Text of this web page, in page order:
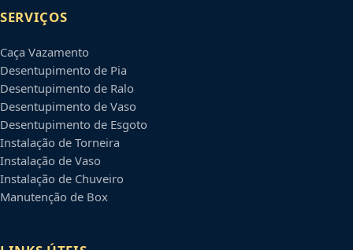
SERVIÇOS
Caça Vazamento
Desentupimento de Pia
Desentupimento de Ralo
Desentupimento de Vaso
Desentupimento de Esgoto
Instalação de Torneira
Instalação de Vaso
Instalação de Chuveiro
Manutenção de Box